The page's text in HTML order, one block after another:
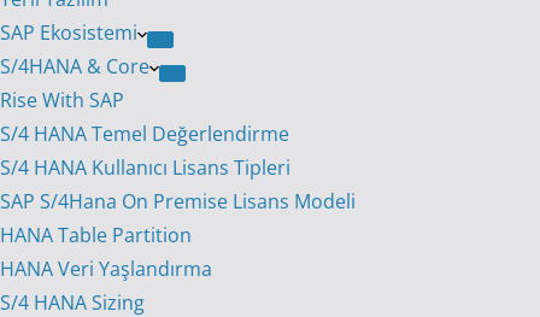
SAP Ekosistemi
S/4HANA & Core
Rise With SAP
S/4 HANA Temel Değerlendirme
S/4 HANA Kullanıcı Lisans Tipleri
SAP S/4Hana On Premise Lisans Modeli
HANA Table Partition
HANA Veri Yaşlandırma
S/4 HANA Sizing